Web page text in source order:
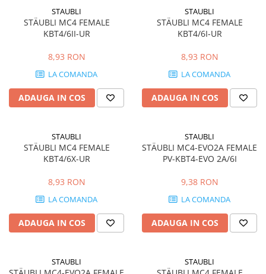
Cabluri medie tensiune aluminiu
Cabluri optice
Cabluri semnalizare si control
Cabluri speciale
Conductori flexibili cupru
Conductori rigizi
Cabluri boxe
Cabluri semnalizare incendiu
Cabluri semnalizare si control
ecranate
Trasee electrice
Dulapuri metalice
Banda perforata
STAUBLI
STÄUBLI MC4 FEMALE
KBT4/6II-UR
8,93 RON
LA COMANDA
ADAUGA IN COS
STAUBLI
STÄUBLI MC4 FEMALE
KBT4/6I-UR
8,93 RON
LA COMANDA
ADAUGA IN COS
STAUBLI
STÄUBLI MC4 FEMALE
KBT4/6X-UR
8,93 RON
LA COMANDA
ADAUGA IN COS
STAUBLI
STÄUBLI MC4-EVO2A FEMALE
PV-KBT4-EVO 2A/6I
9,38 RON
LA COMANDA
ADAUGA IN COS
STAUBLI STAUBLI